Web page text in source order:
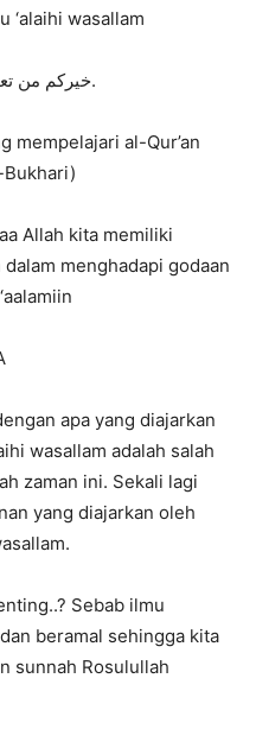
‘alaihi wasallam
“خيركم من تعلم القرآن وعلمه” رواه البخاري(1).
mempelajari al-Qur’an
Bukhari)
Allah kita memiliki
menghadapi godaan
apa yang diajarkan
wasallam adalah salah
zaman ini. Sekali lagi
yang diajarkan oleh
Sebab ilmu
beramal sehingga kita
sunnah Rosulullah